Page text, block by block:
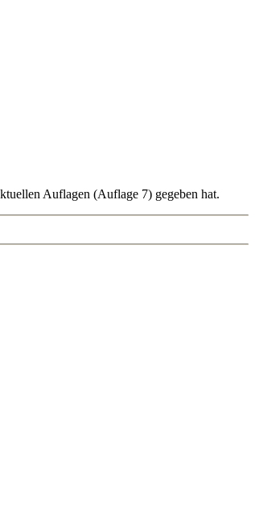
Auflagen (Auflage 7) gegeben hat.